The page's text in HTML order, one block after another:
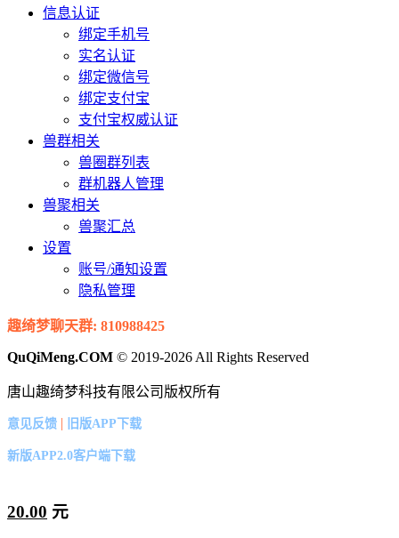
信息认证
绑定手机号
实名认证
绑定微信号
绑定支付宝
支付宝权威认证
兽群相关
兽圈群列表
群机器人管理
兽聚相关
兽聚汇总
设置
账号/通知设置
隐私管理
趣绮梦聊天群: 810988425
QuQiMeng.COM © 2019-2026 All Rights Reserved
唐山趣绮梦科技有限公司版权所有
意见反馈 | 旧版APP下载
新版APP2.0客户端下载
20.00 元